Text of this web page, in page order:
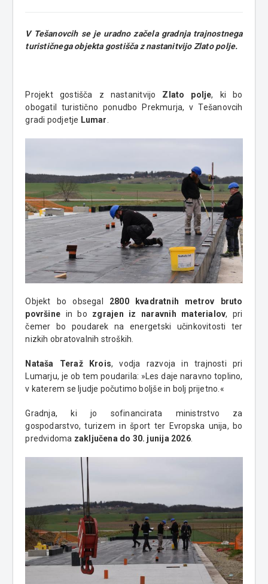
V Tešanovcih se je uradno začela gradnja trajnostnega
turističnega objekta gostišča z nastanitvijo Zlato polje.
Projekt gostišča z nastanitvijo Zlato polje, ki bo
obogatil turistično ponudbo Prekmurja, v Tešanovcih
gradi podjetje Lumar
Objekt bo obsegal 2800 kvadratnih metrov bruto
površine in bo zgrajen iz naravnih materialov, pri
čemer bo poudarek na energetski učinkovitosti ter
nizkih obratovalnih stroških.
Nataša Teraž Krois, vodja razvoja in trajnosti pri
Lumarju, je ob tem poudarila: »Les daje naravno toplino,
v katerem se ljudje počutimo boljše in bolj prijetno.«
Gradnja, ki jo sofinancirata ministrstvo za
gospodarstvo, turizem in šport ter Evropska unija, bo
predvidoma zaključena do 30. junija 2026.